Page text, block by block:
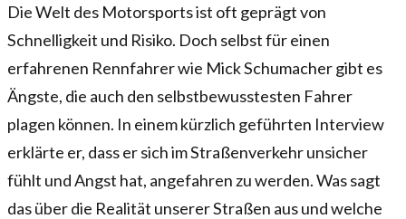
Die Welt des Motorsports ist oft geprägt von
Schnelligkeit und Risiko. Doch selbst für einen
erfahrenen Rennfahrer wie Mick Schumacher gibt es
Ängste, die auch den selbstbewusstesten Fahrer
plagen können. In einem kürzlich geführten Interview
erklärte er, dass er sich im Straßenverkehr unsicher
fühlt und Angst hat, angefahren zu werden. Was sagt
das über die Realität unserer Straßen aus und welche